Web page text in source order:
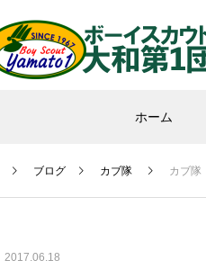
ホーム
ブログ カブ隊 カブ
2017.06.18